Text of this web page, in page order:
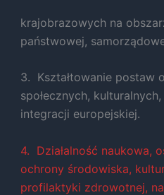
krajobrazowych na
państwowej,
3. Kształtowanie postaw
społecznych,
integracji europejskiej.
4. Działalność naukowa,
ochrony środowiska,
profilaktyki zdrowotnej,